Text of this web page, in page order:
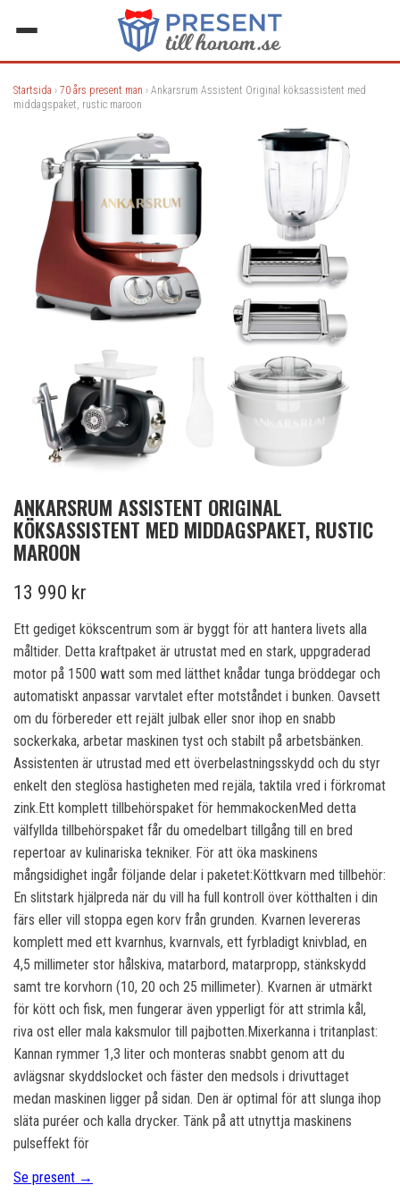
Startsida › 70 års present man › Ankarsrum Assistent Original köksassistent med
middagspaket, rustic maroon
ANKARSRUM ASSISTENT ORIGINAL
KÖKSASSISTENT MED MIDDAGSPAKET, RUSTIC
MAROON
13 990 kr
Ett gediget kökscentrum som är byggt för att hantera livets alla
måltider. Detta kraftpaket är utrustat med en stark, uppgraderad
motor på 1500 watt som med lätthet knådar tunga bröddegar och
automatiskt anpassar varvtalet efter motståndet i bunken. Oavsett
om du förbereder ett rejält julbak eller snor ihop en snabb
sockerkaka, arbetar maskinen tyst och stabilt på arbetsbänken.
Assistenten är utrustad med ett överbelastningsskydd och du styr
enkelt den steglösa hastigheten med rejäla, taktila vred i förkromat
zink.Ett komplett tillbehörspaket för hemmakockenMed detta
välfyllda tillbehörspaket får du omedelbart tillgång till en bred
repertoar av kulinariska tekniker. För att öka maskinens
mångsidighet ingår följande delar i paketet:Köttkvarn med tillbehör:
En slitstark hjälpreda när du vill ha full kontroll över kötthalten i din
färs eller vill stoppa egen korv från grunden. Kvarnen levereras
komplett med ett kvarnhus, kvarnvals, ett fyrbladigt knivblad, en
4,5 millimeter stor hålskiva, matarbord, matarpropp, stänkskydd
samt tre korvhorn (10, 20 och 25 millimeter). Kvarnen är utmärkt
för kött och fisk, men fungerar även ypperligt för att strimla kål,
riva ost eller mala kaksmulor till pajbotten.Mixerkanna i tritanplast:
Kannan rymmer 1,3 liter och monteras snabbt genom att du
avlägsnar skyddslocket och fäster den medsols i drivuttaget
medan maskinen ligger på sidan. Den är optimal för att slunga ihop
släta puréer och kalla drycker. Tänk på att utnyttja maskinens
pulseffekt för
Se present →